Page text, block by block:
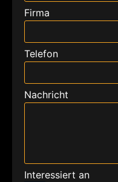
Firma
Telefon
Nachricht
Interessiert an